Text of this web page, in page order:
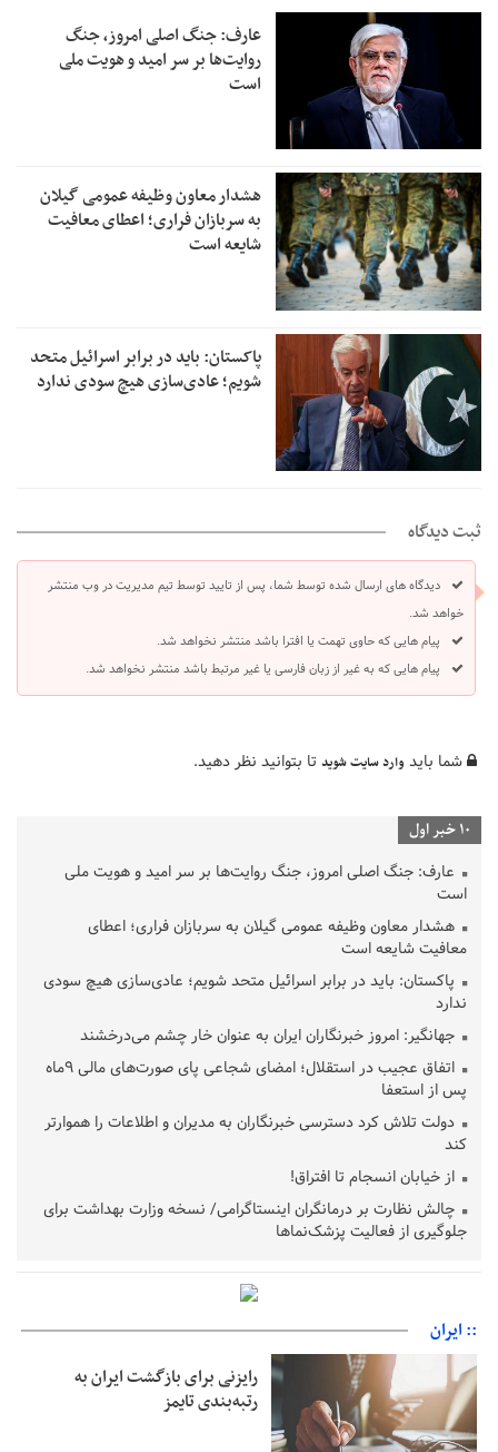
عارف: جنگ اصلی امروز، جنگ
روایت‌ها بر سر امید و هویت ملی
است
هشدار معاون وظیفه عمومی گیلان
به سربازان فراری؛ اعطای معافیت
شایعه است
پاکستان: باید در برابر اسرائیل متحد
شویم؛ عادی‌سازی هیچ سودی ندارد
ثبت دیدگاه
دیدگاه های ارسال شده توسط شما، پس از تایید توسط تیم مدیریت در وب منتشر
خواهد شد.
پیام هایی که حاوی تهمت یا افترا باشد منتشر نخواهد شد.
پیام هایی که به غیر از زبان فارسی یا غیر مرتبط باشد منتشر نخواهد شد.
شما باید وارد سایت شوید تا بتوانید نظر دهید.
10 خبر اول
عارف: جنگ اصلی امروز، جنگ روایت‌ها بر سر امید و هویت ملی
است
هشدار معاون وظیفه عمومی گیلان به سربازان فراری؛ اعطای
معافیت شایعه است
پاکستان: باید در برابر اسرائیل متحد شویم؛ عادی‌سازی هیچ سودی
ندارد
جهانگیر: امروز خبرنگاران ایران به عنوان خار چشم می‌درخشند
اتفاق عجیب در استقلال؛ امضای شجاعی پای صورت‌های مالی ٩ماه
پس از استعفا
دولت تلاش کرد دسترسی خبرنگاران به مدیران و اطلاعات را هموارتر
کند
از خیابان انسجام تا افتراق!
چالش نظارت بر درمانگران اینستاگرامی/ نسخه وزارت بهداشت برای
جلوگیری از فعالیت پزشک‌نماها
پشتیبانی از زنجیره ارزش بادام زمینی در اولویت سیاست‌های
حمایتی گیلان است
بخش دوم گفت‌وگوی پزشکیان با مردم امشب پخش می‌شود
جزئیات فعال‌سازی «کیف پول ایران» اعلام شد
حمایت از مرزنشینان نباید به زیان تولید باشد/مواد اولیه با کولبری
وارد شود
:: ایران
رایزنی برای بازگشت ایران به
رتبه‌بندی تایمز